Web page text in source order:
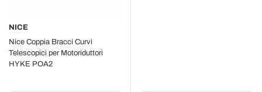
NICE
Nice Coppia Bracci Curvi
Telescopici per Motoriduttori
HYKE POA2